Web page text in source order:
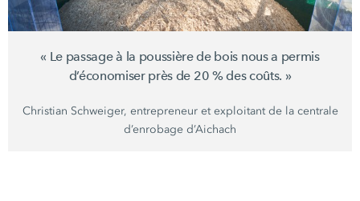
« Le passage à la poussière de bois nous a permis
d’économiser près de 20 %descoûts. »
Christian Schweiger, entrepreneur et exploitant de la centrale
d’enrobage d’Aichach